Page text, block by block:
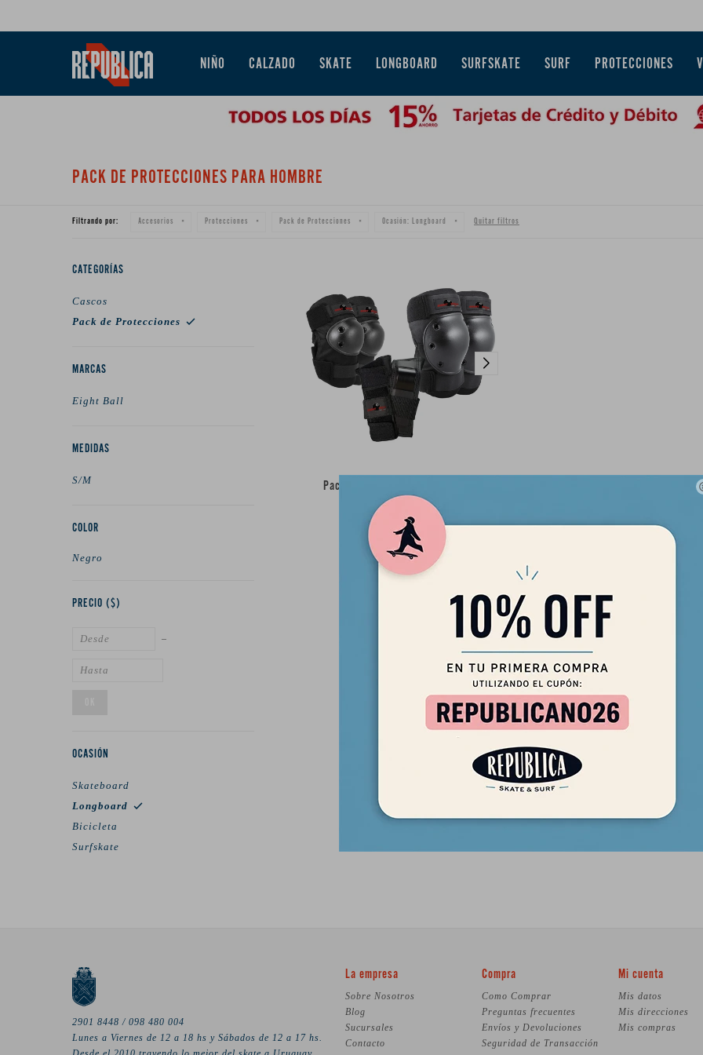
NIÑO CALZADO SKATE LONGBOARD SURFSKATE SURF PROTECCIONES
PACK DE PROTECCIONES PARA HOMBRE
Filtrando por: Accesorios Protecciones Pack de Protecciones Ocasión: Longboard Quitar filtros
Pack Protecciones Eight Ball 3PK
Negro S/M (+8)
1.990
$ 1.692
CATEGORÍAS
Cascos
Pack de Protecciones
MARCAS
Eight Ball
PRECIO ($)
OCASIÓN
Skateboard
Longboard
Bicicleta
Surfskate
MEDIDAS
S/M
COLOR
Negro
2901 8448 / 098 480 004
Lunes a Viernes de 12 a 18 hs y Sábados de 12 a 17 hs.
La empresa
Sobre Nosotros
Blog
Sucursales
Contacto
Compra
Como Comprar
Preguntas frecuentes
Envíos y Devoluciones
Seguridad de Transacción
Mi cuenta
Mis datos
Mis direcciones
Mis compras